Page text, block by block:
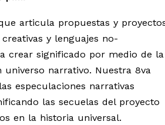
articula propuestas y
y lenguajes no-
crear significado por medio de la
narrativo. Nuestra 8va
especulaciones narrativas
las secuelas del proyecto
en la historia universal.